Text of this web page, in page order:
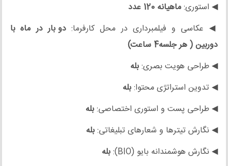
◀ استوری:ماهیانه 120 عدد
◀ عکاسی و فیلمبرداری در محل کارفرما:دو بار در ماه با
دوربین( هر جلسه4 ساعت)
◀ طراحی هویت بصری:بله
◀ تدوین استراتژی محتوا:بله
◀ طراحی پست و استوری اختصاصی:بله
◀ نگارش تیترها و شعارهای تبلیغاتی:بله
◀ نگارش هوشمندانه بایو (BIO):
بله